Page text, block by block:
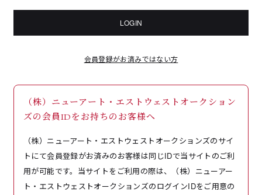
LOGIN
会員登録がお済みではない方
（株）ニューアート・エストウェストオークション
ズの会員IDをお持ちのお客様へ
（株）ニューアート・エストウェストオークションズのサイ
トにて会員登録がお済みのお客様は同じIDで当サイトのご利
用が可能です。当サイトをご利用の際は、（株）ニューアー
ト・エストウェストオークションズのログインIDをご用意の